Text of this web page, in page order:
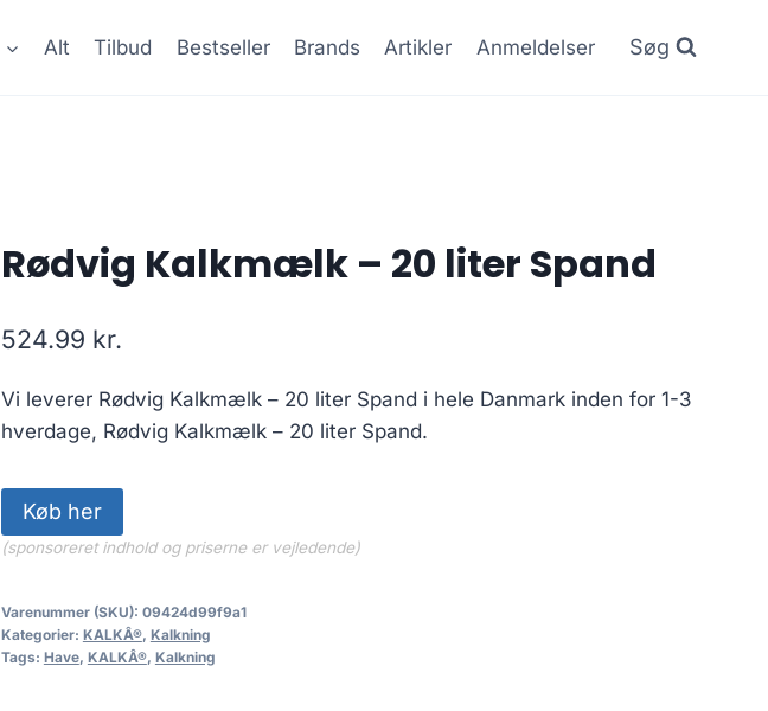
Alt Tilbud Bestseller Brands Artikler Anmeldelser Søg
Rødvig Kalkmælk – 20 liter Spand
524.99 kr.
Vi leverer Rødvig Kalkmælk – 20 liter Spand i hele Danmark inden for 1-3
hverdage, Rødvig Kalkmælk – 20 liter Spand.
Køb her
(sponsoreret indhold og priserne er vejledende)
Varenummer (SKU): 09424d99f9a1
Kategorier: KALKÂ®, Kalkning
Tags: Have, KALKÂ®, Kalkning